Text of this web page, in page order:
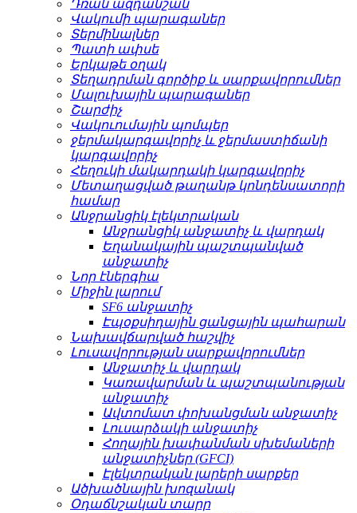
Դռան ազդանշան
Վակումի պարագաներ
Տերմինալներ
Պատի ափսե
Երկաթե օղակ
Տեղադրման գործիք և սարքավորումներ
Մալուխային պարագաներ
Շարժիչ
Վակուումային պոմպեր
ջերմակարգավորիչ և ջերմաստիճանի
կարգավորիչ
Հեղուկի մակարդակի կարգավորիչ
Մետաղացված թաղանթ կոնդենսատորի
համար
Անջրանցիկ էլեկտրական
Անջրանցիկ անջատիչ և վարդակ
Եղանակային պաշտպանված
անջատիչ
Նոր էներգիա
Միջին լարում
SF6 անջատիչ
Էպօքսիդային ցանցային պահարան
Նախավճարված հաշվիչ
Լուսավորության սարքավորումներ
Անջատիչ և վարդակ
Կառավարման և պաշտպանության
անջատիչ
Ավտոմատ փոխանցման անջատիչ
Լուսարձակի անջատիչ
Հողային խափանման սխեմաների
անջատիչներ (GFCI)
Էլեկտրական լարերի սարքեր
Ածխածնային խոզանակ
Օդաճնշական տարր